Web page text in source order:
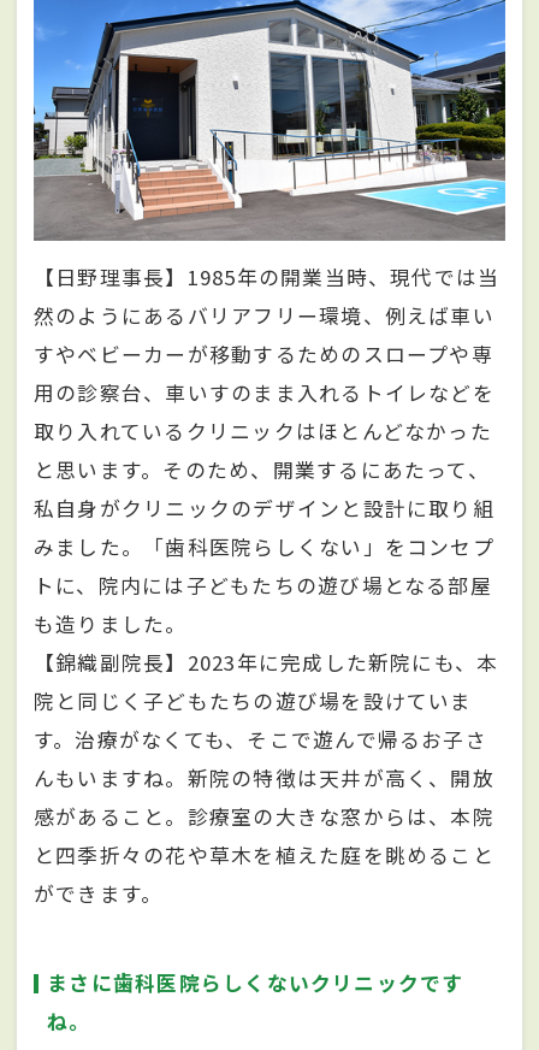
【日野理事長】1985年の開業当時、現代では当
然のようにあるバリアフリー環境、例えば車い
すやベビーカーが移動するためのスロープや専
用の診察台、車いすのまま入れるトイレなどを
取り入れているクリニックはほとんどなかった
と思います。そのため、開業するにあたって、
私自身がクリニックのデザインと設計に取り組
みました。「歯科医院らしくない」をコンセプ
トに、院内には子どもたちの遊び場となる部屋
も造りました。
【錦織副院長】2023年に完成した新院にも、本
院と同じく子どもたちの遊び場を設けていま
す。治療がなくても、そこで遊んで帰るお子さ
んもいますね。新院の特徴は天井が高く、開放
感があること。診療室の大きな窓からは、本院
と四季折々の花や草木を植えた庭を眺めること
ができます。
まさに歯科医院らしくないクリニックです
ね。